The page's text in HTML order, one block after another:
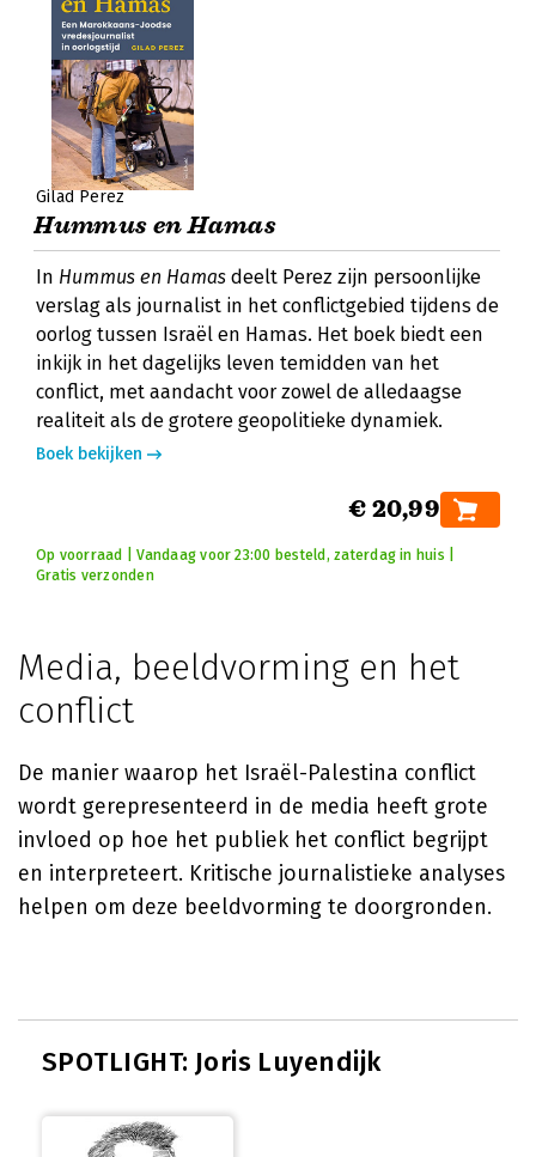
Gilad Perez
Hummus en Hamas
In Hummus en Hamas deelt Perez zijn persoonlijke
verslag als journalist in het conflictgebied tijdens de
oorlog tussen Israël en Hamas. Het boek biedt een
inkijk in het dagelijks leven temidden van het
conflict, met aandacht voor zowel de alledaagse
realiteit als de grotere geopolitieke dynamiek.
Boek bekijken
€ 20,99
Op voorraad | Vandaag voor 23:00 besteld, zaterdag in huis |
Gratis verzonden
Media, beeldvorming en het
conflict
De manier waarop het Israël-Palestina conflict
wordt gerepresenteerd in de media heeft grote
invloed op hoe het publiek het conflict begrijpt
en interpreteert. Kritische journalistieke analyses
helpen om deze beeldvorming te doorgronden.
SPOTLIGHT: Joris Luyendijk